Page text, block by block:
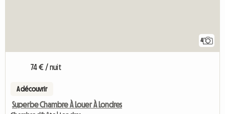
4
74 € / nuit
A découvrir
Superbe Chambre À Louer À Londres